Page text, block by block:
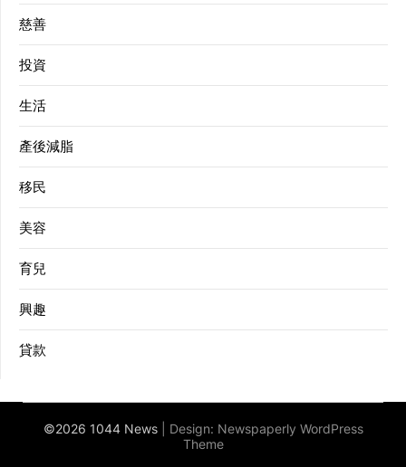
慈善
投資
生活
產後減脂
移民
美容
育兒
興趣
貸款
©2026 1044 News | Design: Newspaperly WordPress
Theme